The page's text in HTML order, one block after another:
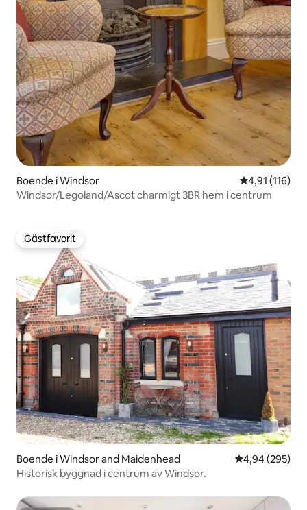
Boende i Windsor 4,91 av 5 i
4,91 (116)
Windsor/Legoland/Ascot charmigt 3BR hem i centrum
Gästfavorit
Gästfavorit
Boende i Windsor and Maidenhead 4,94 av 5 i
4,94 (295)
Historisk byggnad i centrum av Windsor.